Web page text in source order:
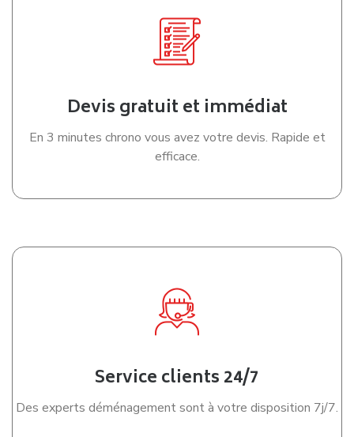
Devis gratuit et immédiat
En 3 minutes chrono vous avez votre devis. Rapide et
efficace.
Service clients 24/7
Des experts déménagement sont à votre disposition 7j/7.